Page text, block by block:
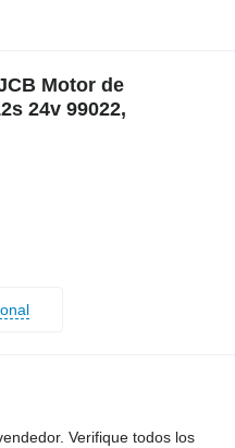
Motor de
24v 99022,
Verifique todos los